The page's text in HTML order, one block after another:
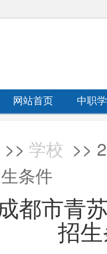
网站首页 中职
>> 学校 >>
条件
都市青
招